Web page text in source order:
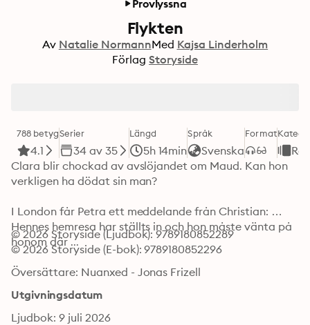
Provlyssna
Flykten
Av Natalie NormannMed Kajsa Linderholm
Förlag Storyside
788 betyg
4.1
Serier
34 av 35
Längd
5h 14min
Språk
Svenska
Format
Clara blir chockad av avslöjandet om Maud. Kan hon
verkligen ha dödat sin man?
I London får Petra ett meddelande från Christian:
Hennes hemresa har ställts in och hon måste vänta på
honom där ...
© 2026 Storyside (Ljudbok): 9789180852289
© 2026 Storyside (E-bok): 9789180852296
Översättare: Nuanxed - Jonas Frizell
Utgivningsdatum
Ljudbok: 9 juli 2026